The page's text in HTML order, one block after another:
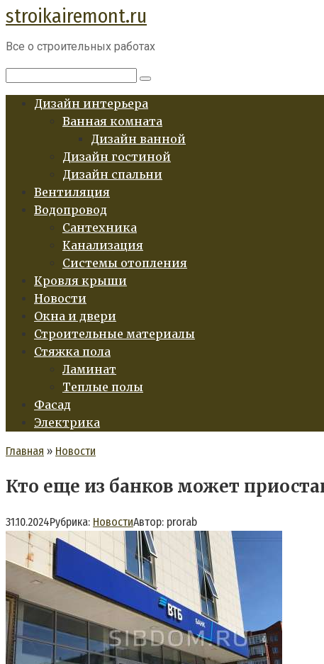
Перейти
к
контенту
stroikairemont.ru
Все о строительных работах
Дизайн интерьера
Ванная комната
Дизайн ванной
Дизайн гостиной
Дизайн спальни
Вентиляция
Водопровод
Сантехника
Канализация
Системы отопления
Кровля крыши
Новости
Окна и двери
Строительные материалы
Стяжка пола
Ламинат
Теплые полы
Фасад
Электрика
Главная » Новости
Кто еще из банков может
31.10.2024Рубрика: НовостиАвтор: prorab